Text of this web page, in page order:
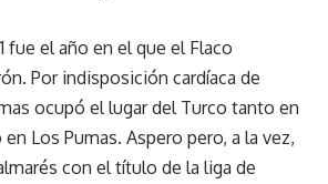
fue el año en el que el Flaco
Por indisposición cardíaca de
ocupó el lugar del Turco tanto en
Los Pumas. Aspero pero, a la vez,
con el título de la liga de